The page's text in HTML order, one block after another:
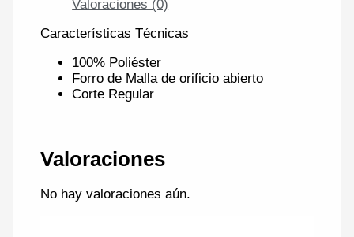
Valoraciones (0)
Características Técnicas
100% Poliéster
Forro de Malla de orificio abierto
Corte Regular
Valoraciones
No hay valoraciones aún.